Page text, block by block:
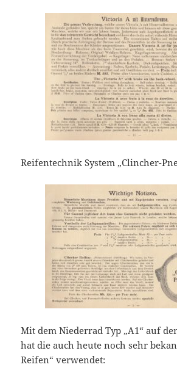
Reifentechnik System „Clincher-
Mit dem Niederrad Typ „A1“ auf
hat die auch heute noch sehr
Reifen“ verwendet: